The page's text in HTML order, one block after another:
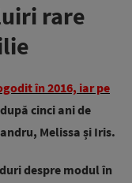
rare
în 2016, iar pe
cinci ani de
Melissa și Iris.
despre modul în